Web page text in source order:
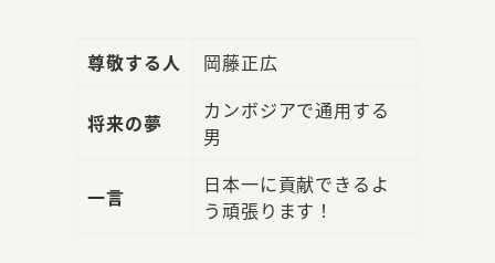
尊敬する人 岡藤正広
将来の夢
カンボジアで通用する
男
一言
日本一に貢献できるよ
う頑張ります！